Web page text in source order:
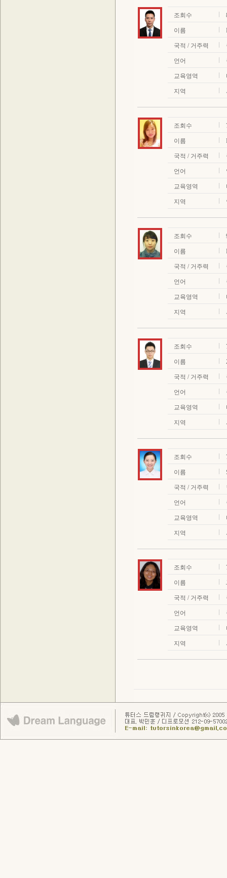
조회수
이름
국적 / 거주력
언어
교육영역
지역
조회수
이름
국적 / 거주력
언어
교육영역
지역
조회수
이름
국적 / 거주력
언어
교육영역
지역
조회수
이름
국적 / 거주력
언어
교육영역
지역
조회수
이름
국적 / 거주력
언어
교육영역
지역
조회수
이름
국적 / 거주력
언어
교육영역
지역